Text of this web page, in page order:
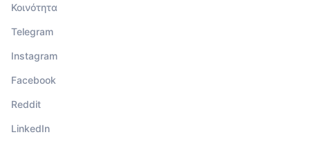
Κοινότητα
Telegram
Instagram
Facebook
Reddit
LinkedIn